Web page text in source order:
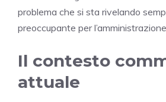
problema che si sta rivelando
preoccupante per
Il contesto
attuale